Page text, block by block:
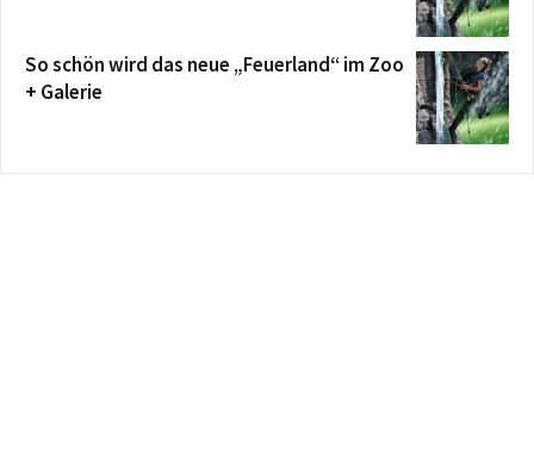
So schön wird das neue „Feuerland“ im Zoo
+ Galerie